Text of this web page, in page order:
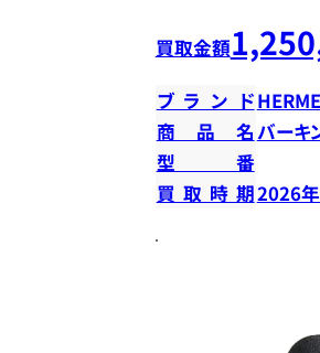
買取金額
ブランド
商品名 バーキ
型番
買取時期2026